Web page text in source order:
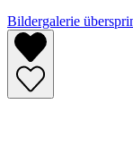
Bildergalerie